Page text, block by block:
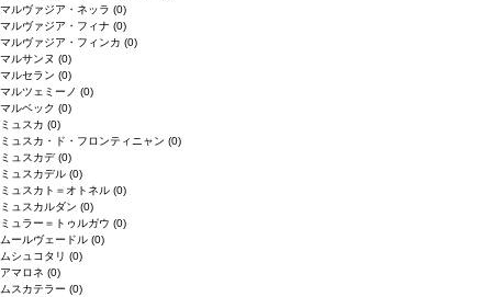
マルヴァジア・ネッラ (0)
マルヴァジア・フィナ (0)
マルヴァジア・フィンカ (0)
マルサンヌ (0)
マルセラン (0)
マルツェミーノ (0)
マルベック (0)
ミュスカ (0)
ミュスカ・ド・フロンティニャン (0)
ミュスカデ(0)
ミュスカデル (0)
ミュスカト＝オトネル (0)
ミュスカルダン (0)
ミュラー＝トゥルガウ (0)
ムールヴェードル (0)
ムシュコタリ (0)
アマロネ (0)
ムスカテラー (0)